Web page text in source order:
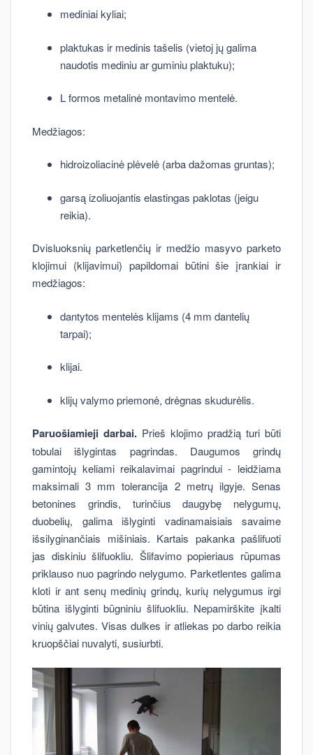
mediniai kyliai;
plaktukas ir medinis tašelis (vietoj jų galima
naudotis mediniu ar guminiu plaktuku);
L formos metalinė montavimo mentelė.
Medžiagos:
hidroizoliacinė plėvelė (arba dažomas gruntas);
garsą izoliuojantis elastingas paklotas (jeigu
reikia).
Dvisluoksnių parketlenčių ir medžio masyvo parketo
klojimui (klijavimui) papildomai būtini šie įrankiai ir
medžiagos:
dantytos mentelės klijams (4 mm dantelių
tarpai);
klijai.
klijų valymo priemonė, drėgnas skudurėlis.
Paruošiamieji darbai. Prieš klojimo pradžią turi būti
tobulai išlygintas pagrindas. Daugumos grindų
gamintojų keliami reikalavimai pagrindui - leidžiama
maksimali 3 mm tolerancija 2 metrų ilgyje. Senas
betonines grindis, turinčius daugybę nelygumų,
duobelių, galima išlyginti vadinamaisiais savaime
išsilyginančiais mišiniais. Kartais pakanka pašlifuoti
jas diskiniu šlifuokliu. Šlifavimo popieriaus rūpumas
priklauso nuo pagrindo nelygumo. Parketlentes galima
kloti ir ant senų medinių grindų, kurių nelygumus irgi
būtina išlyginti būgniniu šlifuokliu. Nepamirškite įkalti
vinių galvutes. Visas dulkes ir atliekas po darbo reikia
kruopščiai nuvalyti, susiurbti.